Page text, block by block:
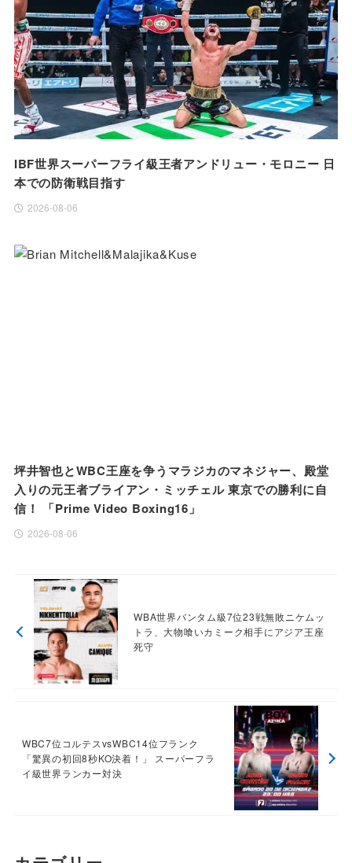
IBF世界スーパーフライ級王者アンドリュー・モロニー 日
本での防衛戦目指す
2026-08-06
坪井智也とWBC王座を争うマラジカのマネジャー、殿堂
入りの元王者ブライアン・ミッチェル 東京での勝利に自
信！ 「Prime Video Boxing16」
2026-08-06
WBA世界バンタム級7位23戦無敗ニケムッ
トラ、大物喰いカミーク相手にアジア王座
死守
WBC7位コルテスvsWBC14位フランク
「驚異の初回8秒KO決着！」 スーパーフラ
イ級世界ランカー対決